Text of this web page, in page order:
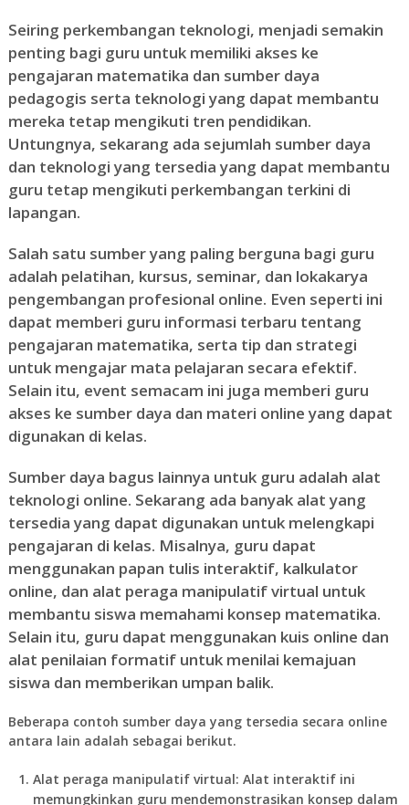
Seiring perkembangan teknologi, menjadi semakin
penting bagi guru untuk memiliki akses ke
pengajaran matematika dan sumber daya
pedagogis serta teknologi yang dapat membantu
mereka tetap mengikuti tren pendidikan.
Untungnya, sekarang ada sejumlah sumber daya
dan teknologi yang tersedia yang dapat membantu
guru tetap mengikuti perkembangan terkini di
lapangan.
Salah satu sumber yang paling berguna bagi guru
adalah pelatihan, kursus, seminar, dan lokakarya
pengembangan profesional online. Even seperti ini
dapat memberi guru informasi terbaru tentang
pengajaran matematika, serta tip dan strategi
untuk mengajar mata pelajaran secara efektif.
Selain itu, event semacam ini juga memberi guru
akses ke sumber daya dan materi online yang dapat
digunakan di kelas.
Sumber daya bagus lainnya untuk guru adalah alat
teknologi online. Sekarang ada banyak alat yang
tersedia yang dapat digunakan untuk melengkapi
pengajaran di kelas. Misalnya, guru dapat
menggunakan papan tulis interaktif, kalkulator
online, dan alat peraga manipulatif virtual untuk
membantu siswa memahami konsep matematika.
Selain itu, guru dapat menggunakan kuis online dan
alat penilaian formatif untuk menilai kemajuan
siswa dan memberikan umpan balik.
Beberapa contoh sumber daya yang tersedia secara online
antara lain adalah sebagai berikut.
Alat peraga manipulatif virtual: Alat interaktif ini
memungkinkan guru mendemonstrasikan konsep dalam